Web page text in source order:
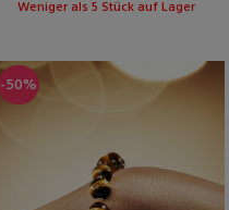
Weniger als 5 Stück auf Lager
-50%